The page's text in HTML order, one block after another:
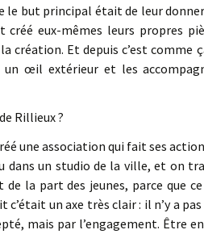
le but principal était de leur
eux-mêmes leurs propres
création. Et depuis c’est comme
œil extérieur et les
Rillieux ?
une association qui fait ses
dans un studio de la ville, et on
la part des jeunes, parce que
un axe très clair : il n’y a pas
mais par l’engagement. Être